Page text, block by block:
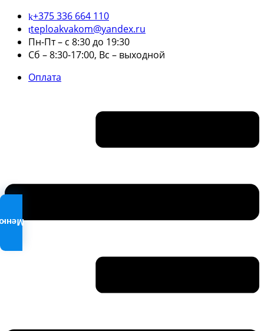
+375 336 664 110
teploakvakom@yandex.ru
Пн-Пт – с 8:30 до 19:30
Сб – 8:30-17:00, Вс – выходной
Оплата